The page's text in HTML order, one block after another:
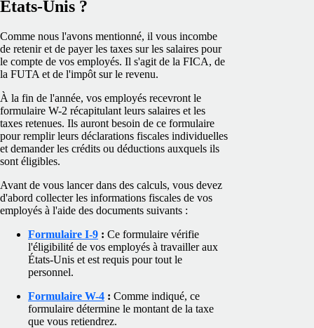
États-Unis ?
Comme nous l'avons mentionné, il vous incombe
de retenir et de payer les taxes sur les salaires pour
le compte de vos employés. Il s'agit de la FICA, de
la FUTA et de l'impôt sur le revenu.
À la fin de l'année, vos employés recevront le
formulaire W-2 récapitulant leurs salaires et les
taxes retenues. Ils auront besoin de ce formulaire
pour remplir leurs déclarations fiscales individuelles
et demander les crédits ou déductions auxquels ils
sont éligibles.
Avant de vous lancer dans des calculs, vous devez
d'abord collecter les informations fiscales de vos
employés à l'aide des documents suivants :
Formulaire I-9 : Ce formulaire vérifie
l'éligibilité de vos employés à travailler aux
États-Unis et est requis pour tout le
personnel.
Formulaire W-4 : Comme indiqué, ce
formulaire détermine le montant de la taxe
que vous retiendrez.